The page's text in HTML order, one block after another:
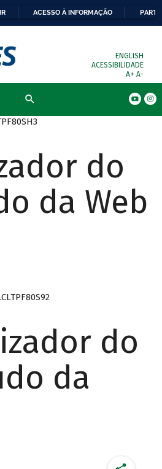
ACESSO À INFORMAÇÃO
ENGLISH
ACESSIBILIDADE
A+ A-
do
da Web
do
da